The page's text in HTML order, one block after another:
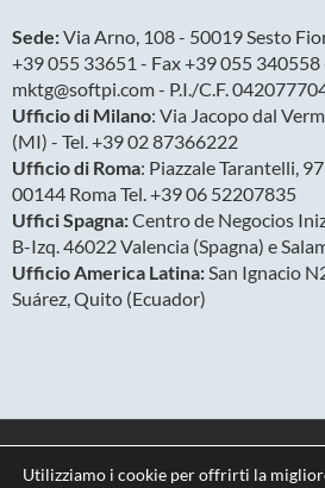
Sede:Via Arno, 108 - 50019 Sesto
+39 055 33651 - Fax +39 055 340558
mktg@softpi.com - P.I./C.F.
Ufficio di Milano: Via Jacopo dal
(MI) - Tel. +39 02 87366222
Ufficio di Roma: Piazzale Tarantelli,
00144 Roma Tel. +39 06 52207835
Uffici Spagna:Centro de Negocios
B-Izq. 46022 Valencia (Spagna) e
Ufficio America Latina:San Ignacio
Suárez, Quito (Ecuador)
Copyright 2026
Utilizziamo i cookie per offrirti la